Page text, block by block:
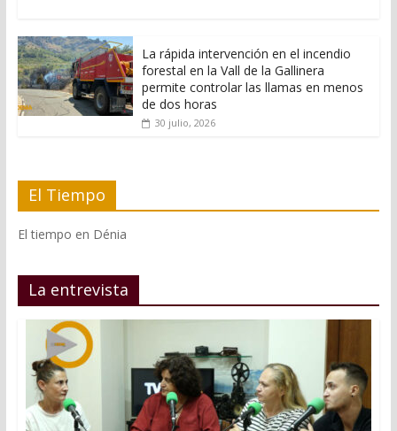
La rápida intervención en el incendio
forestal en la Vall de la Gallinera
permite controlar las llamas en menos
de dos horas
30 julio, 2026
El Tiempo
El tiempo en Dénia
La entrevista